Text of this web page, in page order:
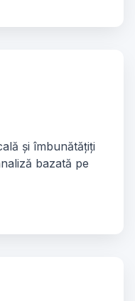
și îmbunătățiți
bazată pe